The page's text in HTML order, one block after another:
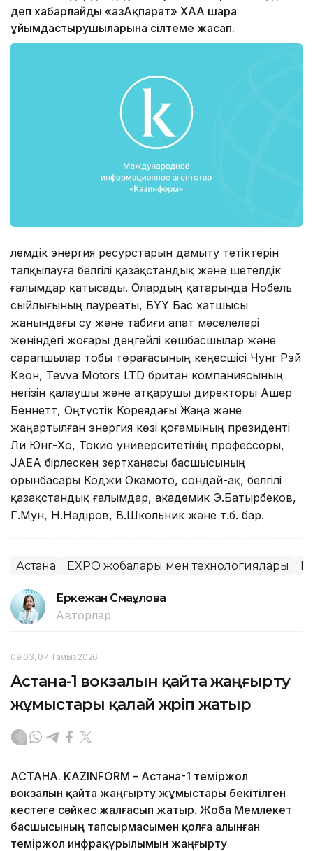
деп хабарлайды «ҚазАқпарат» ХАА шара
ұйымдастырушыларына сілтеме жасап.
Әлемдік энергия ресурстарын дамыту тетіктерін
талқылауға белгілі қазақстандық және шетелдік
ғалымдар қатысады. Олардың қатарында Нобель
сыйлығының лауреаты, БҰҰ Бас хатшысы
жанындағы су және табиғи апат мәселелері
жөніндегі жоғары деңгейлі көшбасшылар және
сарапшылар тобы төрағасының кеңесшісі Чунг Рэй
Квон, Tevva Motors LTD британ компаниясының
негізін қалаушы және атқарушы директоры Ашер
Беннетт, Оңтүстік Кореядағы Жаңа және
жаңартылған энергия көзі қоғамының президенті
Ли Юнг-Хо, Токио университетінің профессоры,
JAEA бірлескен зертханасы басшысының
орынбасары Коджи Окамото, сондай-ақ, белгілі
қазақстандық ғалымдар, академик Э.Батырбеков,
Г.Мун, Н.Нәдіров, В.Школьник және т.б. бар.
Астана EXPO жобалары мен технологиялары
Еркежан Смағұлова
Авторлар
09:03, 07 Тамыз 2026
Астана-1 вокзалын қайта жаңғырту
жұмыстары қалай жүріп жатыр
АСТАНА. KAZINFORM – Астана-1 теміржол
вокзалын қайта жаңғырту жұмыстары бекітілген
кестеге сәйкес жалғасып жатыр. Жоба Мемлекет
басшысының тапсырмасымен қолға алынған
теміржол инфрақұрылымын жаңғырту